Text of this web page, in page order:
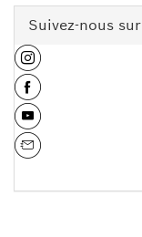
Suivez-nous sur